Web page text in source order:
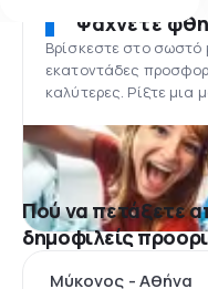
Ψάχνετε
Βρίσκεστε στο σωστό
εκατοντάδες
καλύτερες. Ρίξτε μια
Πού να πετάξετε
δημοφιλείς
Μύκονος - Αθήνα